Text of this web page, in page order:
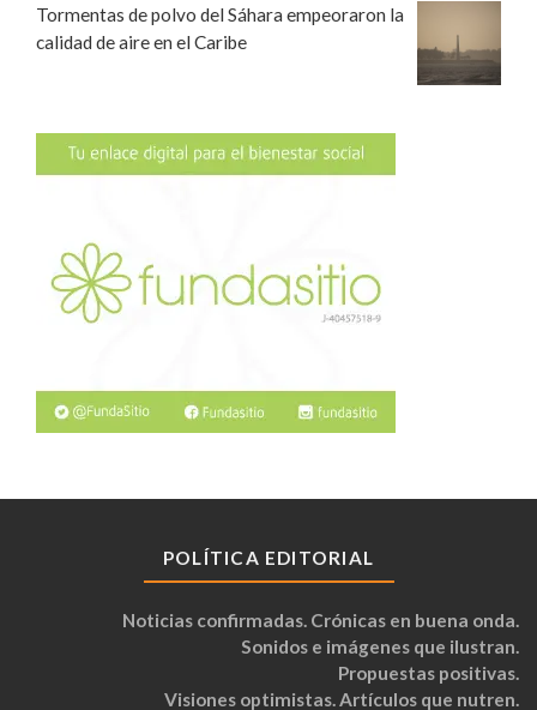
Tormentas de polvo del Sáhara empeoraron la
calidad de aire en el Caribe
POLÍTICA EDITORIAL
Noticias confirmadas. Crónicas en buena onda.
Sonidos e imágenes que ilustran.
Propuestas positivas.
Visiones optimistas. Artículos que nutren.